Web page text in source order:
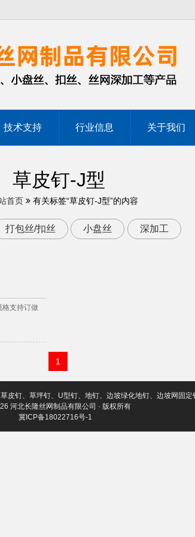
技术支持 行业信息 关于我们
草皮钉-J型
首页 有关标签“草皮钉-J型”的内容
打包丝/扣丝 小盘丝 深加工
格支持订做
1
皮钉、草坪钉、U型钉、地钉、边坡绿化地钉、边坡网固
河北长隆丝网制品有限公司 · 版权所有
冀ICP备18022716号-1